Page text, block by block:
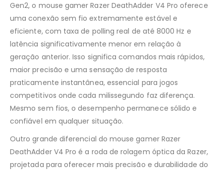
Gen2, o mouse gamer Razer DeathAdder V4 Pro oferece
uma conexão sem fio extremamente estável e
eficiente, com taxa de polling real de até 8000 Hz e
latência significativamente menor em relação à
geração anterior. Isso significa comandos mais rápidos,
maior precisão e uma sensação de resposta
praticamente instantânea, essencial para jogos
competitivos onde cada milissegundo faz diferença.
Mesmo sem fios, o desempenho permanece sólido e
confiável em qualquer situação.
Outro grande diferencial do mouse gamer Razer
DeathAdder V4 Pro é a roda de rolagem óptica da Razer,
projetada para oferecer mais precisão e durabilidade do